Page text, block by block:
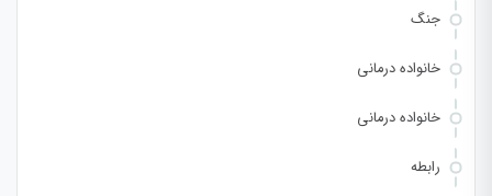
جنگ
خانواده درمانی
خانواده درمانی
رابطه